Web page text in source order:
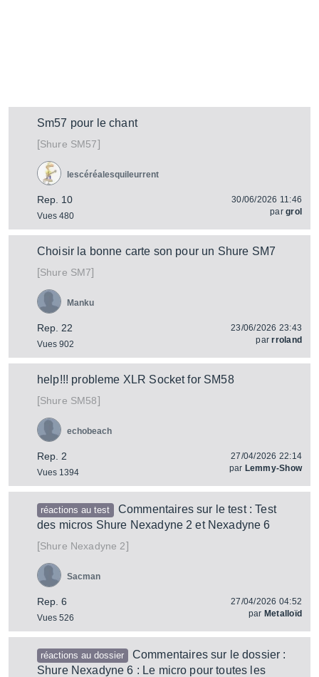
Sm57 pour le chant
[Shure SM57]
Rep. 10
Vues 480
lescéréalesquileurrent
30/06/2026 11:46
pargrol
Choisir la bonne carte son pour un Shure SM7
[Shure SM7]
Rep. 22
Vues 902
Manku
23/06/2026 23:43
parrroland
help!!! probleme XLR Socket for SM58
[Shure SM58]
Rep. 2
Vues 1394
echobeach
27/04/2026 22:14
par Lemmy-Show
réactions au test
Commentaires sur le test : Test
des micros Shure Nexadyne 2 et Nexadyne 6
[Shure Nexadyne 2]
Rep. 6
Vues 526
Sacman
27/04/2026 04:52
par Metalloïd
réactions au dossier
Commentaires sur le dossier :
Shure Nexadyne 6 : Le micro pour toutes les